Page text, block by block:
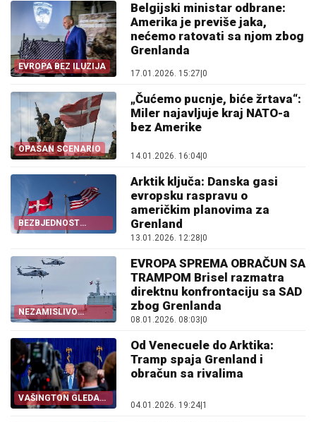
EVROPA BEZ ILUZIJA
Belgijski ministar odbrane:
Amerika je previše jaka,
nećemo ratovati sa njom zbog
Grenlanda
17.01.2026. 15:27|0
OPASAN SCENARIO
„Čućemo pucnje, biće žrtava“:
Miler najavljuje kraj NATO-a
bez Amerike
14.01.2026. 16:04|0
BEZBJEDNOST
ISPRED POLITIKE
Arktik ključa: Danska gasi
evropsku raspravu o
američkim planovima za
Grenland
13.01.2026. 12:28|0
NEZAMISLIVO
POSTAJE REALNO
EVROPA SPREMA OBRAČUN SA
TRAMPOM Brisel razmatra
direktnu konfrontaciju sa SAD
zbog Grenlanda
08.01.2026. 08:03|0
VAŠINGTON GLEDA
KA SJEVERU
Od Venecuele do Arktika:
Tramp spaja Grenland i
obračun sa rivalima
04.01.2026. 19:24 1